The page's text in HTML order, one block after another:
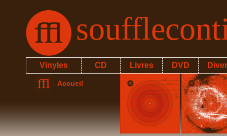
Vinyles CD Livres DVD
Accueil